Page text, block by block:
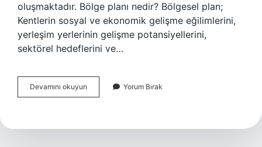
oluşmaktadır. Bölge planı nedir? Bölgesel plan;
Kentlerin sosyal ve ekonomik gelişme eğilimlerini,
yerleşim yerlerinin gelişme potansiyellerini,
sektörel hedeflerini ve…
Devamını okuyun
Bölgesi
Yorum Bırak